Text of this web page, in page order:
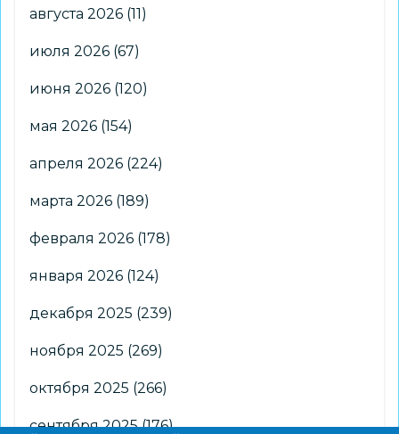
августа 2026 (11)
июля 2026 (67)
июня 2026 (120)
мая 2026 (154)
апреля 2026 (224)
марта 2026 (189)
февраля 2026 (178)
января 2026 (124)
декабря 2025 (239)
ноября 2025 (269)
октября 2025 (266)
сентября 2025(176)